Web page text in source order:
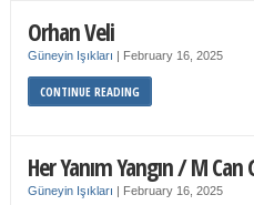
Orhan Veli
Güneyin Işıkları | February 16, 2025
CONTINUE READING
Her Yanım Yangın / M Can
Güneyin Işıkları | February 16, 2025